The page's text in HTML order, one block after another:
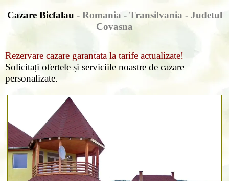
Cazare Bicfalau - Romania - Transilvania - Judetul
Covasna
Rezervare cazare garantata la tarife actualizate!
Solicitați ofertele și serviciile noastre de cazare
personalizate.